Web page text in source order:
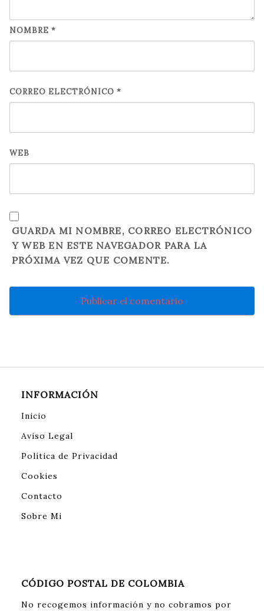
NOMBRE *
CORREO ELECTRÓNICO *
WEB
GUARDA MI NOMBRE, CORREO ELECTRÓNICO
Y WEB EN ESTE NAVEGADOR PARA LA
PRÓXIMA VEZ QUE COMENTE.
INFORMACIÓN
Inicio
Aviso Legal
Política de Privacidad
Cookies
Contacto
Sobre Mi
CÓDIGO POSTAL DE COLOMBIA
No recogemos información y no cobramos por